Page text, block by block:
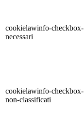
cookielawinfo-checkbox-
necessari
cookielawinfo-checkbox-
non-classificati